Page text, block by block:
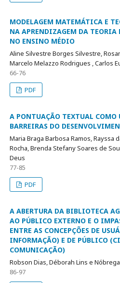
MODELAGEM MATEMÁTICA E
NA APRENDIZAGEM DA TEORIA
NO ENSINO MÉDIO
Aline Silvestre Borges Silvestre,
Marcelo Melazzo Rodrigues , Carlos
66-76
PDF
A PONTUAÇÃO TEXTUAL COMO
BARREIRAS DO
Maria Braga Barbosa Ramos, Rayssa
Rocha, Brenda Stefany Soares de
Deus
77-85
PDF
A ABERTURA DA BIBLIOTECA
AO PÚBLICO EXTERNO E O
ENTRE AS CONCEPÇÕES DE
INFORMAÇÃO) E DE PÚBLICO
COMUNICAÇÃO)
Robson Dias, Déborah Lins e Nóbrega
86-97